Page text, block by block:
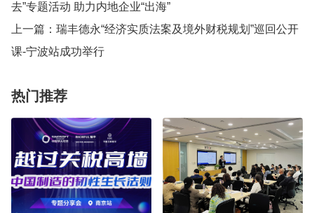
去”专题活动 助力内地企业“出海”
上一篇： 瑞丰德永“经济实质法案及境外财税规划”巡回公开
课-宁波站成功举行
热门推荐